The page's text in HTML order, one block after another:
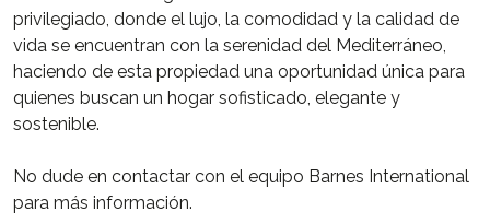
privilegiado, donde el lujo, la comodidad y la calidad de
vida se encuentran con la serenidad del Mediterráneo,
haciendo de esta propiedad una oportunidad única para
quienes buscan un hogar sofisticado, elegante y
sostenible.
No dude en contactar con el equipo Barnes International
para más información.